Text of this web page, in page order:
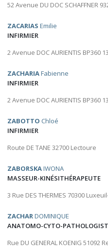
52 Avenue DU DOC SCHAFFNER
ZACARIAS Emilie
INFIRMIER
2 Avenue DOC AURIENTIS BP360
ZACHARIAFabienne
INFIRMIER
2 Avenue DOC AURIENTIS BP360
ZABOTTO Chloé
INFIRMIER
Route DE TANE 32700 Lectoure
ZABORSKAIWONA
MASSEUR-KINÉSITHÉRAPEUTE
3 Rue DES THERMES 70300
ZACHARDOMINIQUE
ANATOMO-CYTO-
Rue DU GENERAL KOENIG 51092